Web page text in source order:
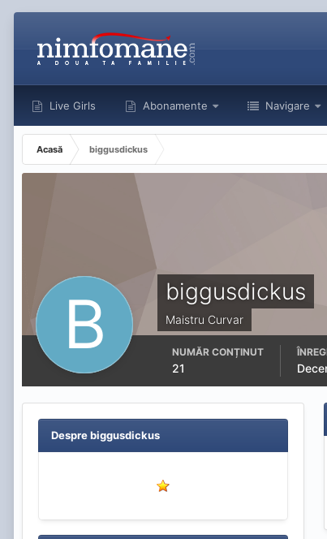
Live Girls Abonamente Navigare
Acasă biggusdickus
biggusdickus
Maistru Curvar
NUMĂR CONȚINUT
21
Despre biggusdickus